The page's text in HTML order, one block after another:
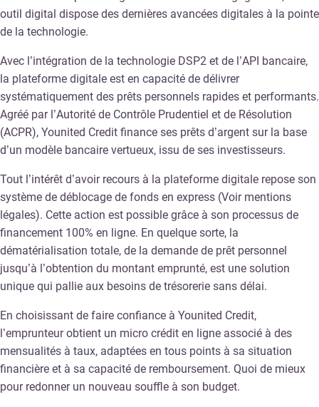
outil digital dispose des dernières avancées digitales à la pointe
de la technologie.
Avec l’intégration de la technologie DSP2 et de l’API bancaire,
la plateforme digitale est en capacité de délivrer
systématiquement des prêts personnels rapides et performants.
Agréé par l’Autorité de Contrôle Prudentiel et de Résolution
(ACPR), Younited Credit finance ses prêts d’argent sur la base
d’un modèle bancaire vertueux, issu de ses investisseurs.
Tout l’intérêt d’avoir recours à la plateforme digitale repose son
système de déblocage de fonds en express (Voir mentions
légales). Cette action est possible grâce à son processus de
financement 100% en ligne. En quelque sorte, la
dématérialisation totale, de la demande de prêt personnel
jusqu’à l’obtention du montant emprunté, est une solution
unique qui pallie aux besoins de trésorerie sans délai.
En choisissant de faire confiance à Younited Credit,
l’emprunteur obtient un micro crédit en ligne associé à des
mensualités à taux, adaptées en tous points à sa situation
financière et à sa capacité de remboursement. Quoi de mieux
pour redonner un nouveau souffle à son budget.